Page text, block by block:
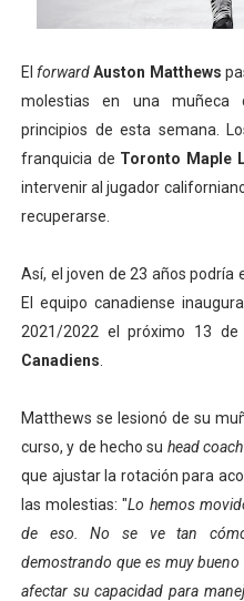
Raquel Rodriguez es la
Campeonato de Europa
El forward Auston Matthews
molestias en una muñeca
principios de esta semana.
franquicia de Toronto Maple
intervenir al jugador
recuperarse.
Así, el joven de 23 años
El equipo canadiense
2021/2022 el próximo 13
Canadiens
Matthews se lesionó de su
curso, y de hecho su head coach
que ajustar la rotación para
las molestias: "Lo hemos
de eso. No se ve tan
demostrando que es muy
afectar su capacidad para